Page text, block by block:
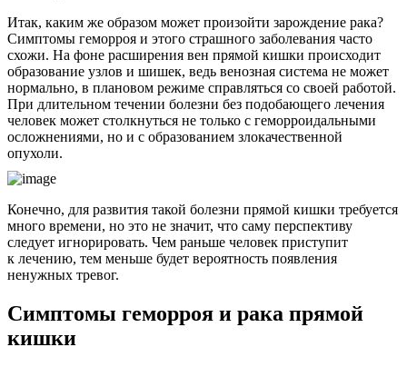
Итак, каким же образом может произойти зарождение рака?
Симптомы геморроя и этого страшного заболевания часто
схожи. На фоне расширения вен прямой кишки происходит
образование узлов и шишек, ведь венозная система не может
нормально, в плановом режиме справляться со своей работой.
При длительном течении болезни без подобающего лечения
человек может столкнуться не только с геморроидальными
осложнениями, но и с образованием злокачественной
опухоли.
Конечно, для развития такой болезни прямой кишки требуется
много времени, но это не значит, что саму перспективу
следует игнорировать. Чем раньше человек приступит
к лечению, тем меньше будет вероятность появления
ненужных тревог.
Симптомы геморроя и рака прямой
кишки